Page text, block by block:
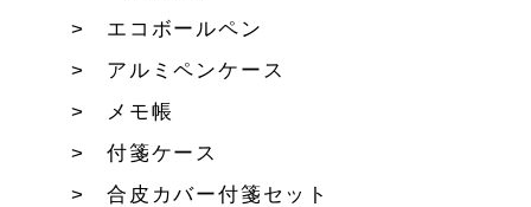
エコボールペン
アルミペンケース
メモ帳
付箋ケース
合皮カバー付箋セット